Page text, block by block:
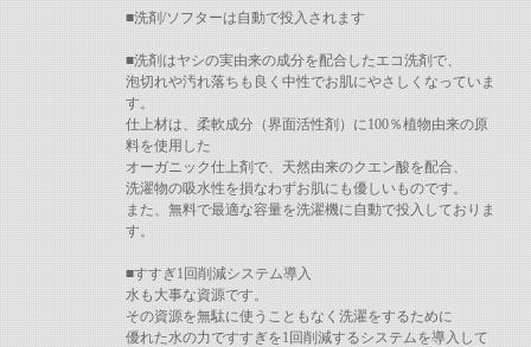
■洗剤/ソフターは自動で投入されます
■洗剤はヤシの実由来の成分を配合したエコ洗剤で、
泡切れや汚れ落ちも良く中性でお肌にやさしくなっていま
す。
仕上材は、柔軟成分（界面活性剤）に100％植物由来の原
料を使用した
オーガニック仕上剤で、天然由来のクエン酸を配合、
洗濯物の吸水性を損なわずお肌にも優しいものです。
また、無料で最適な容量を洗濯機に自動で投入しておりま
す。
■すすぎ1回削減システム導入
水も大事な資源です。
その資源を無駄に使うこともなく洗濯をするために
優れた水の力ですすぎを1回削減するシステムを導入して